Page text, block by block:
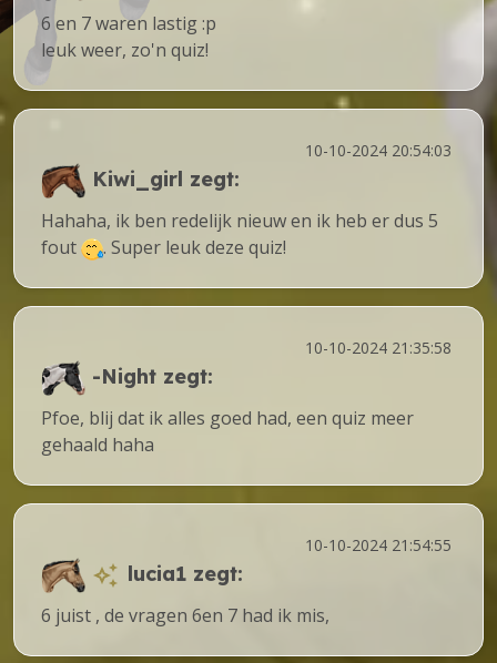
6 en 7 waren lastig :p
leuk weer, zo'n quiz!
10-10-2024 20:54:03
Kiwi_girl zegt:
Hahaha, ik ben redelijk nieuw en ik heb er dus 5
fout
. Super leuk deze quiz!
10-10-2024 21:35:58
-Night zegt:
Pfoe, blij dat ik alles goed had, een quiz meer
gehaald haha
10-10-2024 21:54:55
lucia1 zegt:
6 juist , de vragen 6en 7 had ik mis,